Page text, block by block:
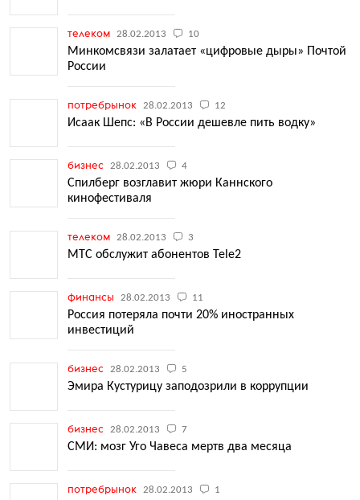
телеком 28.02.2013 10
Минкомсвязи залатает «цифровые дыры» Почтой
России
потребрынок 28.02.2013 12
Исаак Шепс: «В России дешевле пить водку»
бизнес 28.02.2013 4
Спилберг возглавит жюри Каннского
кинофестиваля
телеком 28.02.2013 3
МТС обслужит абонентов Tele2
финансы 28.02.2013 11
Россия потеряла почти 20% иностранных
инвестиций
бизнес 28.02.2013 5
Эмира Кустурицу заподозрили в коррупции
бизнес 28.02.2013 7
СМИ: мозг Уго Чавеса мертв два месяца
потребрынок 28.02.2013 1